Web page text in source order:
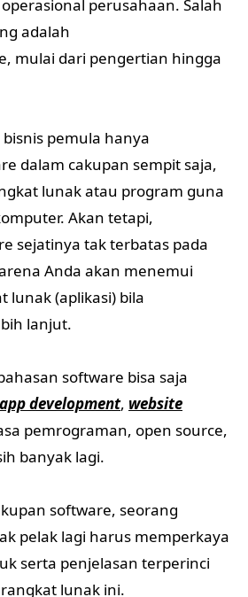
perusahaan. Salah
adalah
mulai dari pengertian hingga
pemula hanya
dalam cakupan sempit saja,
lunak atau program guna
Akan tetapi,
sejatinya tak terbatas pada
Anda akan menemui
lunak (aplikasi) bila
lanjut.
software bisa saja
development, website
pemrograman, open source,
banyak lagi.
software, seorang
pelak lagi harus memperkaya
serta penjelasan terperinci
lunak ini.